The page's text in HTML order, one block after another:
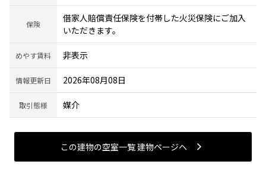
保険
借家人賠償責任保険を付帯した火災保険にご加入
いただきます。
めやす賃料 非表示
情報更新日 2026年08月08日
取引態様 媒介
この建物の空室一覧 建物ページヘ